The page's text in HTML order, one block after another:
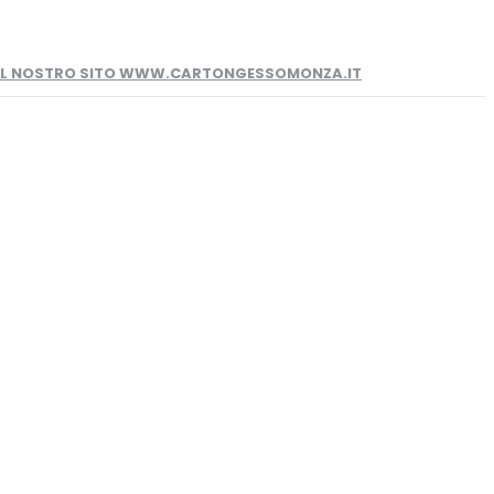
NOSTRO SITO WWW.CARTONGESSOMONZA.IT